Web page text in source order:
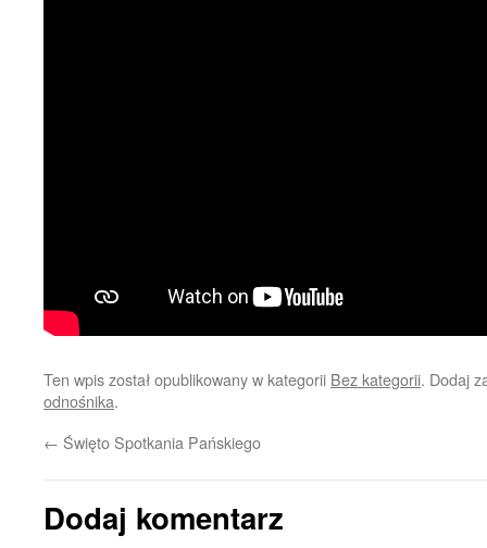
Ten wpis został opublikowany w kategorii Bez kategorii. Dodaj
odnośnika.
← Święto Spotkania Pańskiego
Dodaj komentarz